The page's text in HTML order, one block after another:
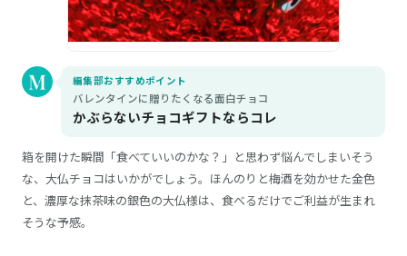
編集部おすすめポイント
バレンタインに贈りたくなる面白チョコ
かぶらないチョコギフトならコレ
箱を開けた瞬間「食べていいのかな？」と思わず悩んでしまいそう
な、大仏チョコはいかがでしょう。ほんのりと梅酒を効かせた金色
と、濃厚な抹茶味の銀色の大仏様は、食べるだけでご利益が生まれ
そうな予感。